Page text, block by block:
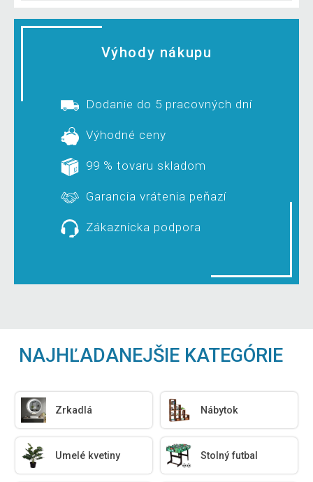
Výhody nákupu
Dodanie do 5 pracovných dní
Výhodné ceny
99 % tovaru skladom
Garancia vrátenia peňazí
Zákaznícka podpora
NAJHĽADANEJŠIE KATEGÓRIE
Zrkadlá Nábytok
Umelé kvetiny Stolný futbal